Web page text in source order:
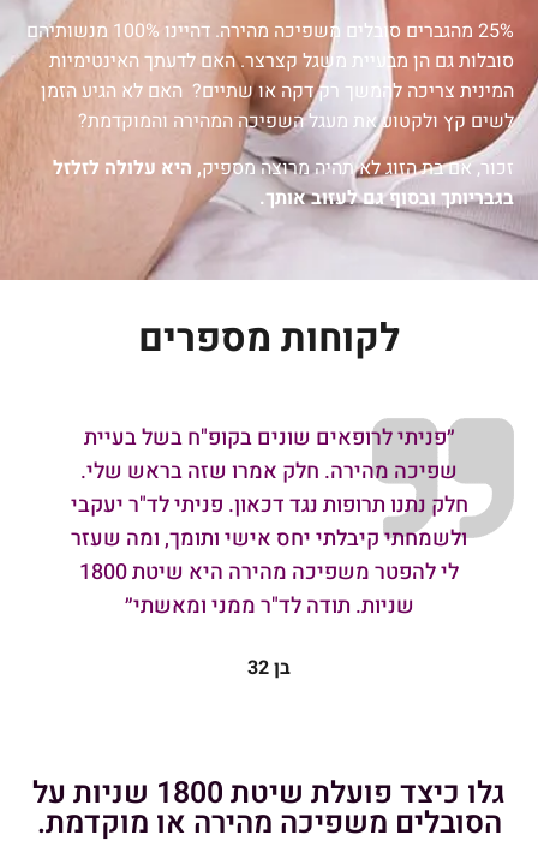
25% מהגברים סובלים משפיכה מהירה. דהיינו 100% מנשותיהם
סובלות גם הן מבעיית משגל קצרצר. האם לדעתך האינטימיות
המינית צריכה להמשך רק דקה או שתיים? האם לא הגיע הזמן
לשים קץ ולקטוע את מעגל השפיכה המהירה והמוקדמת?
זכור, אם בת הזוג לא תהיה מרוצה מספיק, היא עלולה לזלזל
בגבריותך ובסוף גם לעזוב אותך.
לקוחות מספרים
״פניתי לרופאים שונים בקופ"ח בשל בעיית
שפיכה מהירה. חלק אמרו שזה בראש שלי.
חלק נתנו תרופות נגד דכאון. פניתי לד"ר יעקבי
ולשמחתי קיבלתי יחס אישי ותומך, ומה שעזר
לי להפטר משפיכה מהירה היא שיטת 1800
שניות. תודה לד"ר ממני ומאשתי״
בן 32
גלו כיצד פועלת שיטת 1800 שניות על
הסובלים משפיכה מהירה או מוקדמת.